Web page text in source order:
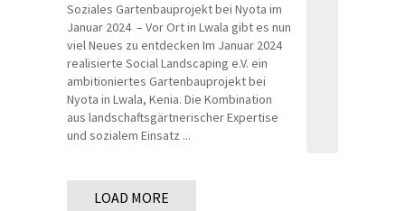
Soziales Gartenbauprojekt bei Nyota im
Januar 2024 – Vor Ort in Lwala gibt es nun
viel Neues zu entdecken Im Januar 2024
realisierte Social Landscaping e.V. ein
ambitioniertes Gartenbauprojekt bei
Nyota in Lwala, Kenia. Die Kombination
aus landschaftsgärtnerischer Expertise
und sozialem Einsatz ...
LOAD MORE